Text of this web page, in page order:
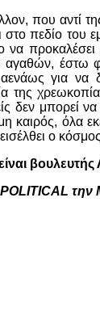
που αντί
πεδίο του
να
έστω
για να
της
δεν μπορεί
καιρός, όλα
ο
την